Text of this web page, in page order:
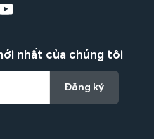
nhất của chúng tôi
Đăng ký